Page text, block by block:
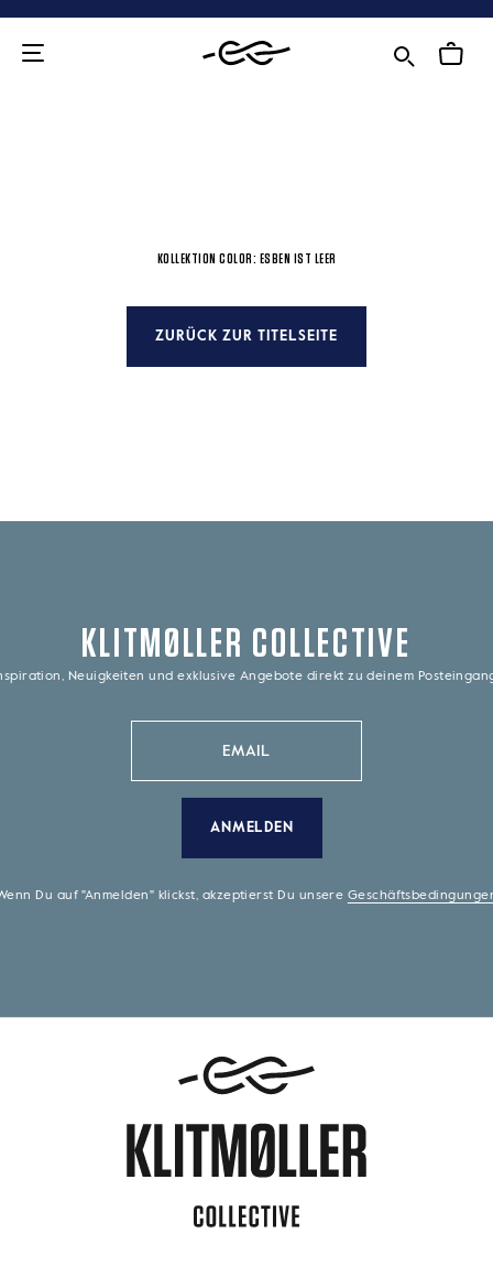
KOLLEKTION COLOR: ESBEN IST LEER
ZURÜCK ZUR TITELSEITE
KLITMØLLER COLLECTIVE
Neuigkeiten und exklusive Angebote direkt zu deinem
ANMELDEN
Du auf "Anmelden" klickst, akzeptierst Du unsere